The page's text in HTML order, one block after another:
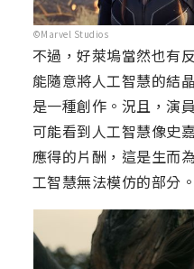
©Marvel Studios
不過，好萊塢當然也有
能隨意將人工智慧的結
是一種創作。況且，演
可能看到人工智慧像史
應得的片酬，這是生而
工智慧無法模仿的部分。